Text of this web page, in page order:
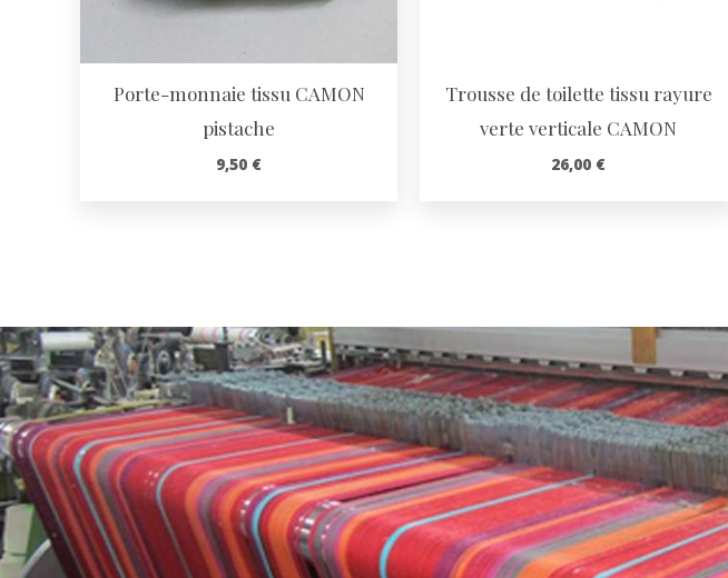
Porte-monnaie tissu CAMON
pistache
9,50 €
Trousse de toilette tissu rayure
verte verticale CAMON
26,00 €